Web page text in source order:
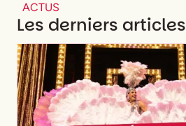
ACTUS
Les derniers articles